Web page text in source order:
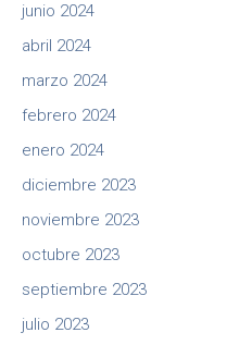
junio 2024
abril 2024
marzo 2024
febrero 2024
enero 2024
diciembre 2023
noviembre 2023
octubre 2023
septiembre 2023
julio 2023